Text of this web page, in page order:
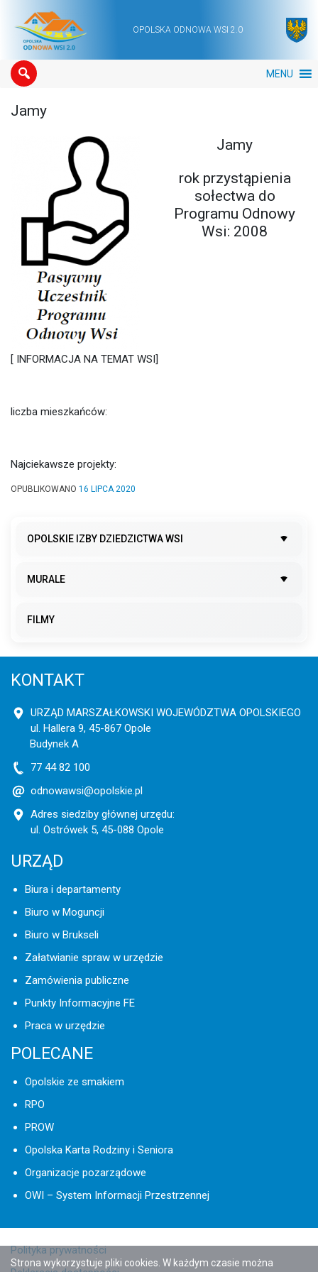
Main NavigationOPOLSKA ODNOWA WSI 2.0
MENU
Jamy
Jamy
rok przystąpienia
sołectwa do
Programu Odnowy
Wsi: 2008
[ INFORMACJA NA TEMAT WSI]
liczba mieszkańców:
Najciekawsze projekty:
OPUBLIKOWANO 16 LIPCA 2020
OPOLSKIE IZBY DZIEDZICTWA WSI
MURALE
FILMY
KONTAKT
URZĄD MARSZAŁKOWSKI WOJEWÓDZTWA OPOLSKIEGO
ul. Hallera 9, 45-867 Opole
Budynek A
77 44 82 100
odnowawsi@opolskie.pl
Adres siedziby głównej urzędu:
ul. Ostrówek 5, 45-088 Opole
URZĄD
Biura i departamenty
Biuro w Moguncji
Biuro w Brukseli
Załatwianie spraw w urzędzie
Zamówienia publiczne
Punkty Informacyjne FE
Praca w urzędzie
POLECANE
Opolskie ze smakiem
RPO
PROW
Opolska Karta Rodziny i Seniora
Organizacje pozarządowe
OWI – System Informacji Przestrzennej
Polityka prywatności
Strona wykorzystuje pliki cookies. W każdym czasie można